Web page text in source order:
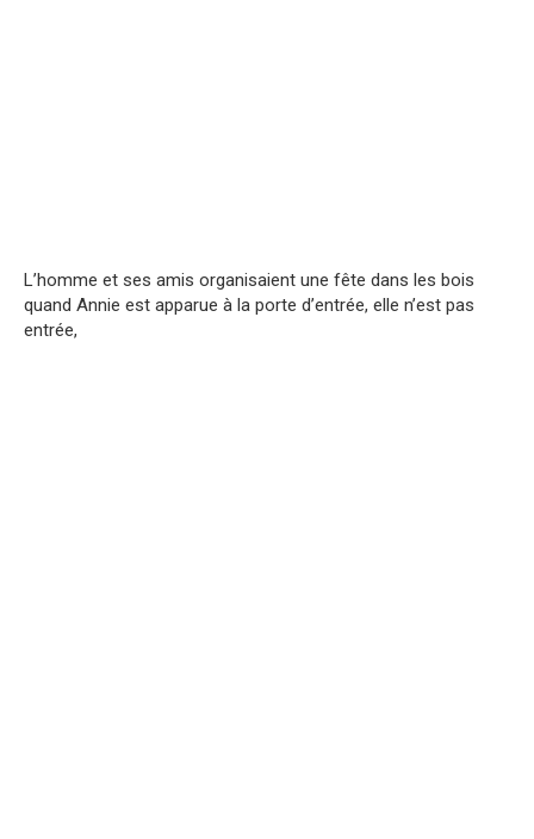
L’homme et ses amis organisaient une fête dans les bois
quand Annie est apparue à la porte d’entrée, elle n’est pas
entrée,